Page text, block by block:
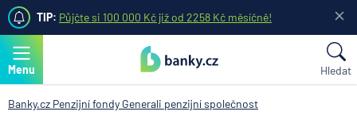
TIP: Půjčte si 100 000 Kč již od 2258 Kč měsíčně!
Menu Hledat
Banky.cz Penzijní fondy Generali penzijní společnost